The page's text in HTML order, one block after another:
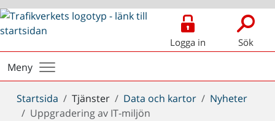
Logga in Sök
Meny
Du
är
Startsida Tjänster Data och kartor
Nyheter
Uppgradering av IT-miljön